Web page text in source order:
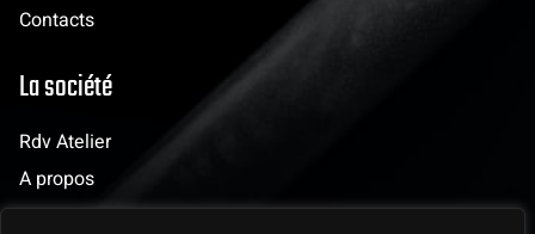
Contacts
La société
Rdv Atelier
A propos
Evènements